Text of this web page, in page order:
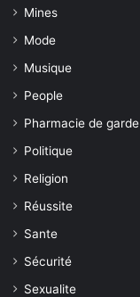
Mines
Mode
Musique
People
Pharmacie de garde
Politique
Religion
Réussite
Sante
Sécurité
Sexualite